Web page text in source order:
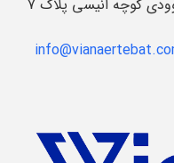
کوچه انیسی پلاک 7